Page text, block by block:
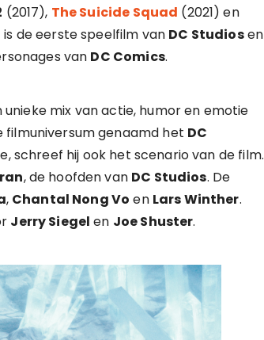
(2017), The Suicide Squad (2021) en
is de eerste speelfilm van DC Studiosen
van DC Comics.
mix van actie, humor en emotie
filmuniversum genaamd het DC
schreef hij ook het scenario van de film.
, de hoofden van DC Studios. De
, Chantal Nong Vo en Lars Winther.
Jerry Siegel en Joe Shuster.